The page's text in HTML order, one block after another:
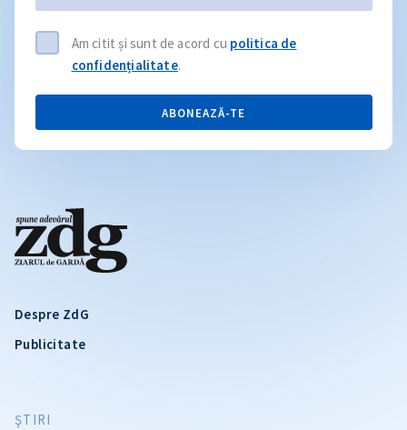
Despre ZdG
Publicitate
ŞTIRI
Am citit și sunt de acord cu politica de
confidențialitate.
ABONEAZĂ-TE